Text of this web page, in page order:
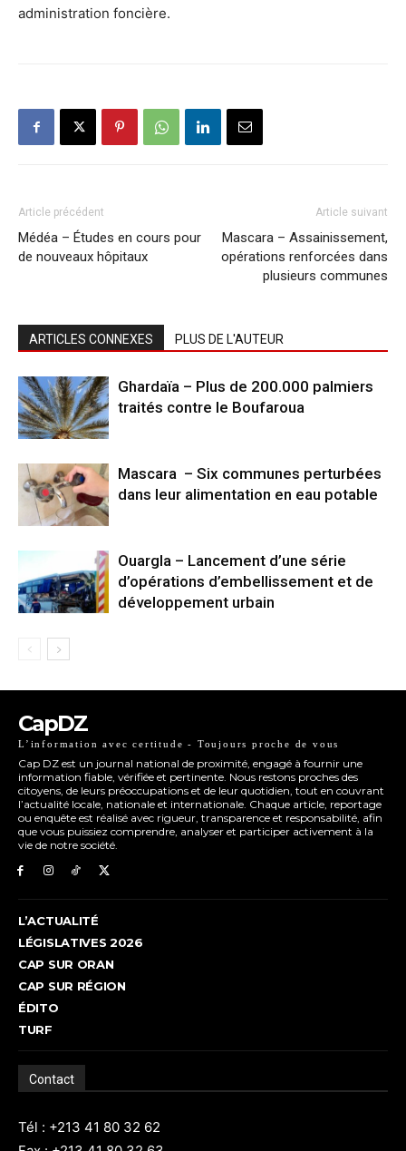
administration foncière.
Article précédent
Médéa – Études en cours pour
de nouveaux hôpitaux
Article suivant
Mascara – Assainissement,
opérations renforcées dans
plusieurs communes
ARTICLES CONNEXES PLUS DE L'AUTEUR
Ghardaïa – Plus de 200.000 palmiers
traités contre le Boufaroua
Mascara – Six communes perturbées
dans leur alimentation en eau potable
Ouargla – Lancement d’une série
d’opérations d’embellissement et de
développement urbain
CapDZ
L’information avec certitude - Toujours proche de vous
Cap DZ est un journal national de proximité, engagé à fournir une
information fiable, vérifiée et pertinente. Nous restons proches des
citoyens, de leurs préoccupations et de leur quotidien, tout en couvrant
l’actualité locale, nationale et internationale. Chaque article, reportage
ou enquête est réalisé avec rigueur, transparence et responsabilité, afin
que vous puissiez comprendre, analyser et participer activement à la
vie de notre société.
L’ACTUALITÉ
LÉGISLATIVES 2026
CAP SUR ORAN
CAP SUR RÉGION
ÉDITO
TURF
Contact
Tél : +213 41 80 32 62